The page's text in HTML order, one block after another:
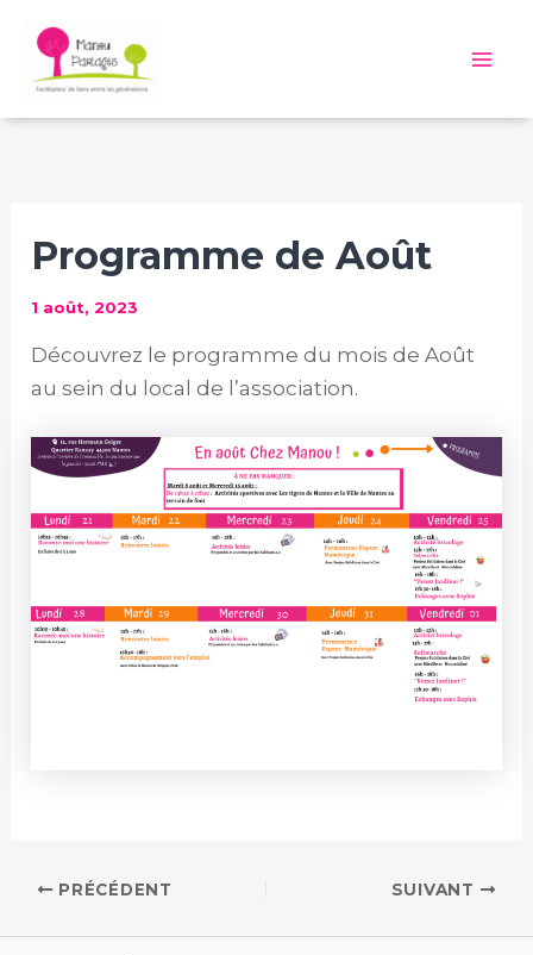
contenu
Programme de Août
1 août, 2023
Découvrez le programme du mois de Août
au sein du local de l’association.
PRÉCÉDENT SUIVANT